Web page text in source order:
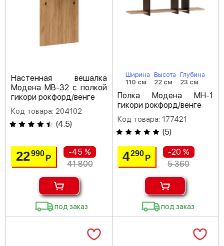
Настенная вешалка
Модена МВ-32 с полкой
гикори рокфорд/венге
Код товара: 204102
(4.5)
22990Р
-45 %
41 800
под заказ
Ширина
110 см
Высота
22 см
Глубина
23 см
Полка Модена МН-1
гикори рокфорд/венге
Код товара: 177421
(5)
4290 Р
-20 %
5 360
под заказ